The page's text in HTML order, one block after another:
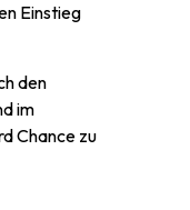
Einstieg
den
im
Chance zu